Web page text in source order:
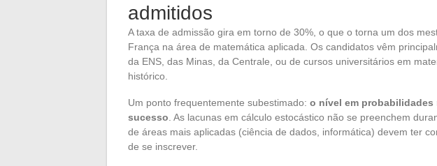
admitidos
A taxa de admissão gira em torno de 30%, o que o torna um dos
França na área de matemática aplicada. Os candidatos vêm
da ENS, das Minas, da Centrale, ou de cursos universitários em
histórico.
Um ponto frequentemente subestimado: o nível em
sucesso . As lacunas em cálculo estocástico não se preenchem
de áreas mais aplicadas (ciência de dados, informática) devem ter
de se inscrever.